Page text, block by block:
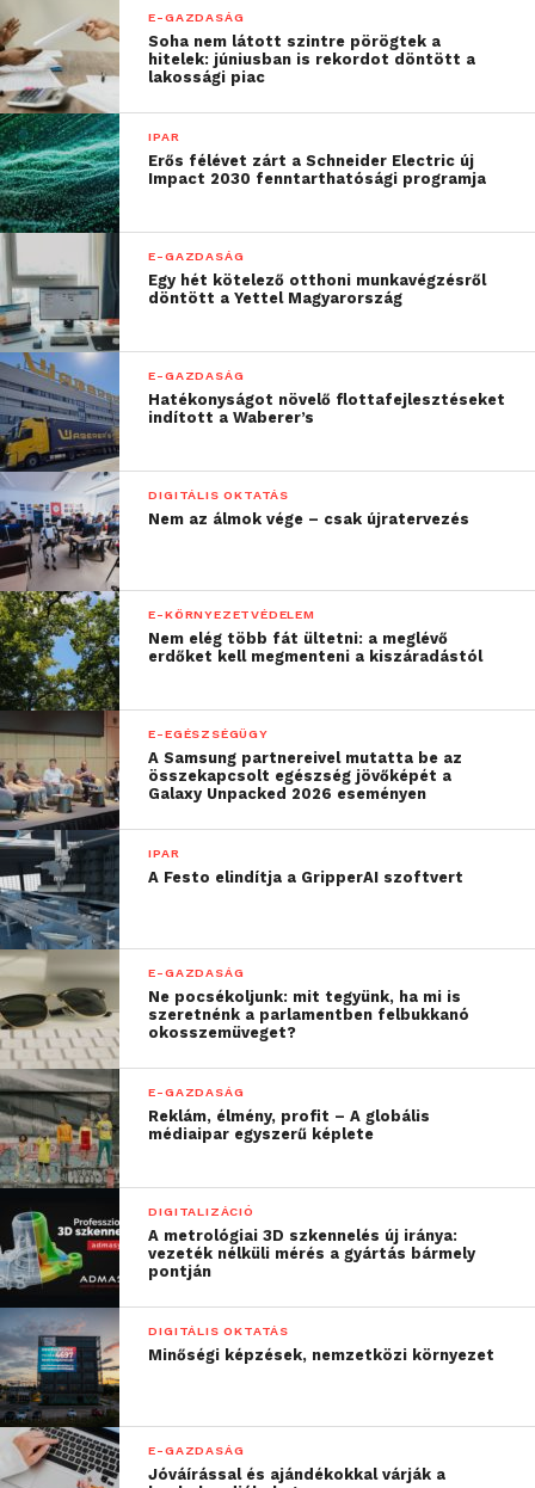
E-GAZDASÁG
Soha nem látott szintre pörögtek a
hitelek: júniusban is rekordot döntött a
lakossági piac
IPAR
Erős félévet zárt a Schneider Electric új
Impact 2030 fenntarthatósági programja
E-GAZDASÁG
Egy hét kötelező otthoni munkavégzésről
döntött a Yettel Magyarország
E-GAZDASÁG
Hatékonyságot növelő flottafejlesztéseket
indított a Waberer’s
DIGITÁLIS OKTATÁS
Nem az álmok vége – csak újratervezés
E-KÖRNYEZETVÉDELEM
Nem elég több fát ültetni: a meglévő
erdőket kell megmenteni a kiszáradástól
E-EGÉSZSÉGÜGY
A Samsung partnereivel mutatta be az
összekapcsolt egészség jövőképét a
Galaxy Unpacked 2026 eseményen
IPAR
A Festo elindítja a GripperAI szoftvert
E-GAZDASÁG
Ne pocsékoljunk: mit tegyünk, ha mi is
szeretnénk a parlamentben felbukkanó
okosszemüveget?
E-GAZDASÁG
Reklám, élmény, profit – A globális
médiaipar egyszerű képlete
DIGITALIZÁCIÓ
A metrológiai 3D szkennelés új iránya:
vezeték nélküli mérés a gyártás bármely
pontján
DIGITÁLIS OKTATÁS
Minőségi képzések, nemzetközi környezet
E-GAZDASÁG
Jóváírással és ajándékokkal várják a